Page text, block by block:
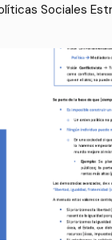
Sociales